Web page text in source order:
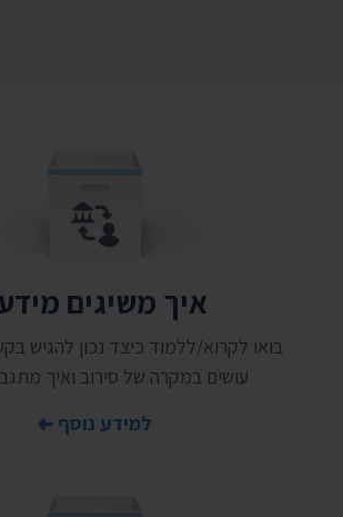
איך משיגים
בואו לקרוא/ללמוד כיצד נכון להגיש
עושים במקרה של סירוב ואיך
למידע נוסף